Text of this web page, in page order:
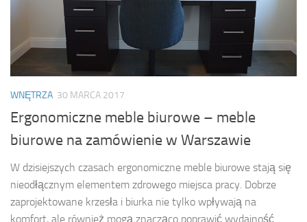
WNĘTRZA 30 MARCA 2017
Ergonomiczne meble biurowe – meble
biurowe na zamówienie w Warszawie
W dzisiejszych czasach ergonomiczne meble biurowe stają się
nieodłącznym elementem zdrowego miejsca pracy. Dobrze
zaprojektowane krzesła i biurka nie tylko wpływają na
komfort, ale również mogą znacząco poprawić wydajność